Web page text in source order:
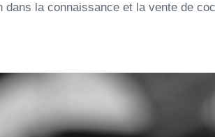
dans la connaissance et la vente de